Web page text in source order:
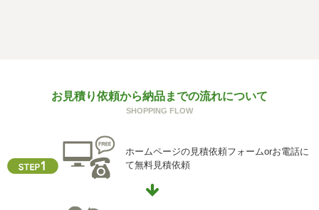
ご本人からの求めにより、当社が保有する保有個人データ
に関する開示、利用目的の通知、内容の訂正・追加または
供記録の開示(以下、開示等という)に応じます。
開示等に応ずる窓口は、下記「当社の個人情報の取扱いに
関する苦情、相談等の問合せ先」を参照してください。
お見積り依頼から納品までの流れについて
SHOPPING FLOW
ホームページの見積依頼フォームorお電話に
て無料見積依頼